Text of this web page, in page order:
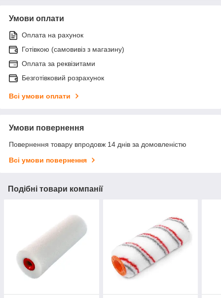
Умови оплати
Оплата на рахунок
Готівкою (самовивіз з магазину)
Оплата за реквізитами
Безготівковий розрахунок
Всі умови оплати
Умови повернення
Повернення товару впродовж 14 днів за домовленістю
Всі умови повернення
Подібні товари компанії